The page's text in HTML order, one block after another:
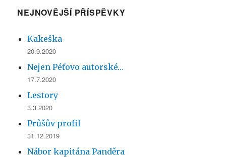
NEJNOVĚJŠÍ PŘÍSPĚVKY
Kakeška
20.9.2020
Nejen Péťovo autorské…
17.7.2020
Lestory
3.3.2020
Průšův profil
31.12.2019
Nábor kapitána Panděra